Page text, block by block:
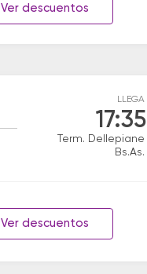
Ver descuentos
LLEGA
17:35
Term. Dellepiane
Bs.As.
Ver descuentos